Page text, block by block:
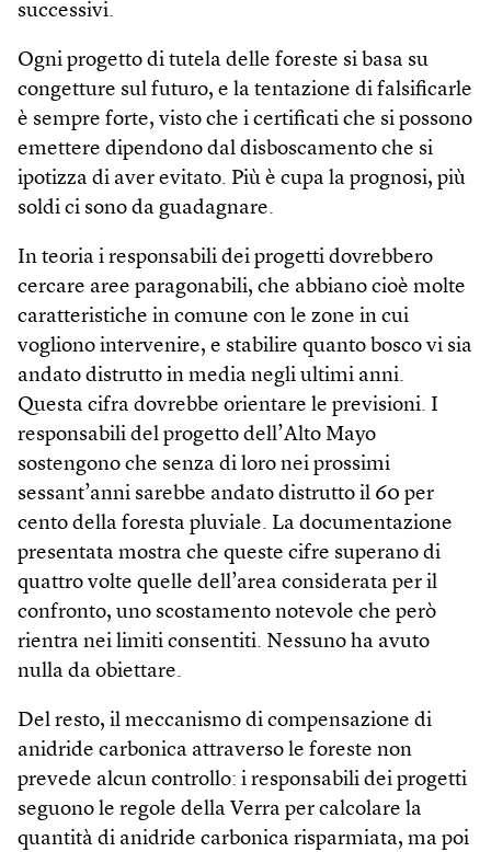
successivi.
Ogni progetto di tutela delle foreste si basa su
congetture sul futuro, e la tentazione di falsificarle
è sempre forte, visto che i certificati che si possono
emettere dipendono dal disboscamento che si
ipotizza di aver evitato. Più è cupa la prognosi, più
soldi ci sono da guadagnare.
In teoria i responsabili dei progetti dovrebbero
cercare aree paragonabili, che abbiano cioè molte
caratteristiche in comune con le zone in cui
vogliono intervenire, e stabilire quanto bosco vi sia
andato distrutto in media negli ultimi anni.
Questa cifra dovrebbe orientare le previsioni. I
responsabili del progetto dell’Alto Mayo
sostengono che senza di loro nei prossimi
sessant’anni sarebbe andato distrutto il 60 per
cento della foresta pluviale. La documentazione
presentata mostra che queste cifre superano di
quattro volte quelle dell’area considerata per il
confronto, uno scostamento notevole che però
rientra nei limiti consentiti. Nessuno ha avuto
nulla da obiettare.
Del resto, il meccanismo di compensazione di
anidride carbonica attraverso le foreste non
prevede alcun controllo: i responsabili dei progetti
seguono le regole della Verra per calcolare la
quantità di anidride carbonica risparmiata, ma poi